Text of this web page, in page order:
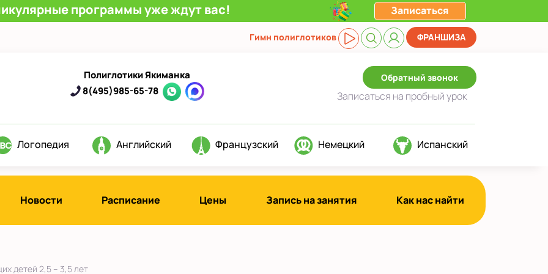
программы уже ждут вас! Записаться
Гимн полиглотиков ФРАНШИЗА
Полиглотики Якиманка
8(495)985-65-78
Обратный звонок
Записаться на пробный урок
Логопедия Английский Французский Немецкий Испанский
Новости Расписание Цены Запись на занятия Как нас найти
детей 2,5 – 3,5 лет